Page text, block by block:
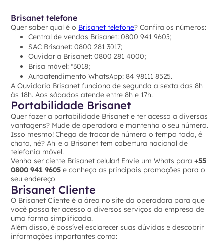
Brisanet telefone
Quer saber qual é o Brisanet telefone? Confira os números:
Central de vendas Brisanet: 0800 941 9605;
SAC Brisanet: 0800 281 3017;
Ouvidoria Brisanet: 0800 281 4000;
Brisa móvel: *3018;
Autoatendimento WhatsApp: 84 98111 8525.
A Ouvidoria Brisanet funciona de segunda a sexta das 8h
às 18h. Aos sábados atende entre 8h e 17h.
Portabilidade Brisanet
Quer fazer a portabilidade Brisanet e ter acesso a diversas
vantagens? Mude de operadora e mantenha o seu número.
Isso mesmo! Chega de trocar de número o tempo todo, é
chato, né? Ah, e a Brisanet tem cobertura nacional de
telefonia móvel.
Venha ser ciente Brisanet celular! Envie um Whats para+55
0800 941 9605 e conheça as principais promoções para o
seu endereço.
Brisanet Cliente
O Brisanet Cliente é a área no site da operadora para que
você possa ter acesso a diversos serviços da empresa de
uma forma simplificada.
Além disso, é possível esclarecer suas dúvidas e descobrir
informações importantes como: